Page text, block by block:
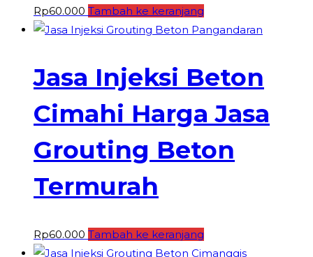
Rp60.000 Tambah ke keranjang
Jasa Injeksi Beton
Cimahi Harga Jasa
Grouting Beton
Termurah
Rp60.000 Tambah ke keranjang